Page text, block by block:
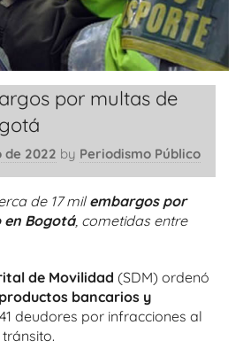
por multas de
de 2022 by Periodismo Público
de 17 mil embargos por
Bogotá, cometidas entre
de Movilidad (SDM) ordenó
productos bancarios y
deudores por infracciones al